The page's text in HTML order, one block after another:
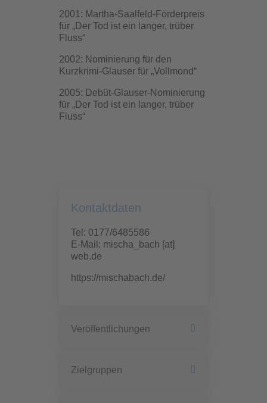
2001: Martha-Saalfeld-Förderpreis
für „Der Tod ist ein langer, trüber
Fluss“
2002: Nominierung für den
Kurzkrimi-Glauser für „Vollmond“
2005: Debüt-Glauser-Nominierung
für „Der Tod ist ein langer, trüber
Fluss“
Kontaktdaten
Tel: 0177/6485586
E-Mail: mischa_bach [at]
web.de
https://mischabach.de/
Veröffentlichungen
Zielgruppen